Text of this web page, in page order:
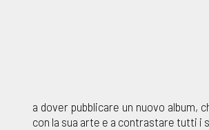
a dover pubblicare un nuovo album,
con la sua arte e a contrastare tutti i